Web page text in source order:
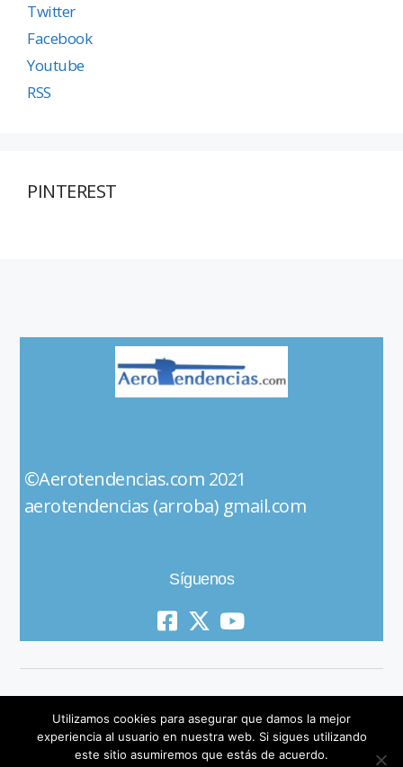
Twitter
Facebook
Youtube
RSS
PINTEREST
©Aerotendencias.com 2021
aerotendencias (arroba) gmail.com
Síguenos
© 2019 All Rights Reserved
Utilizamos cookies para asegurar que damos la mejor
experiencia al usuario en nuestra web. Si sigues utilizando
este sitio asumiremos que estás de acuerdo.